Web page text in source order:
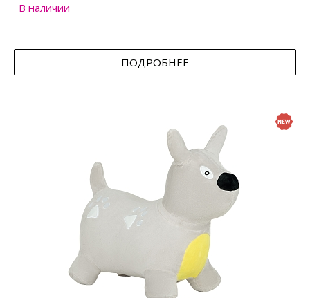
В наличии
ПОДРОБНЕЕ